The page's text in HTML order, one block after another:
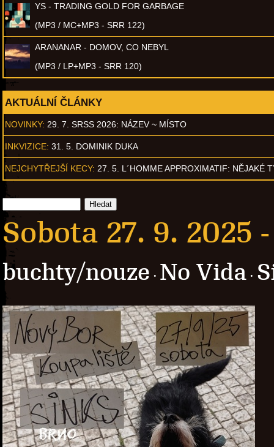
YS - TRADING GOLD FOR GARBAGE
(MP3 / MC+MP3 - SRR 122)
ARANANAR - DOMOV, CO NEBYL
(MP3 / LP+MP3 - SRR 120)
AKTUÁLNÍ ČLÁNKY
NOVINKY: 29. 7. SRSS 2026: NÁZEV ~ MÍSTO
INKVIZICE: 31. 5. DOMINIK DUKA
NEJCHYTŘEJŠÍ KECY: 27. 5. L´HOMME APPROXIMATIF: NĚJAKÉ
Sobota 27. 9. 2025
buchty/nouze · No Vida ·